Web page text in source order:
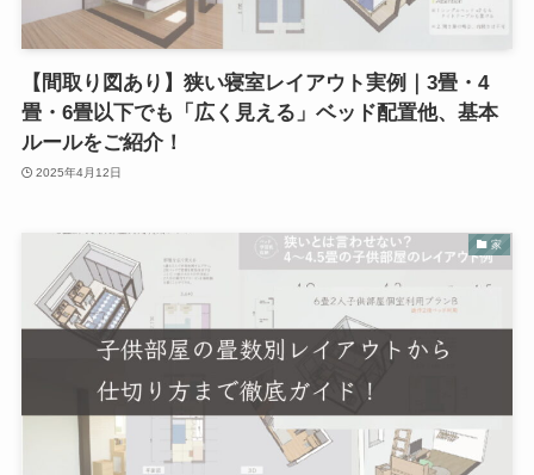
【間取り図あり】狭い寝室レイアウト実例｜3畳・4
畳・6畳以下でも「広く見える」ベッド配置他、基本
ルールをご紹介！
2025年4月12日
家